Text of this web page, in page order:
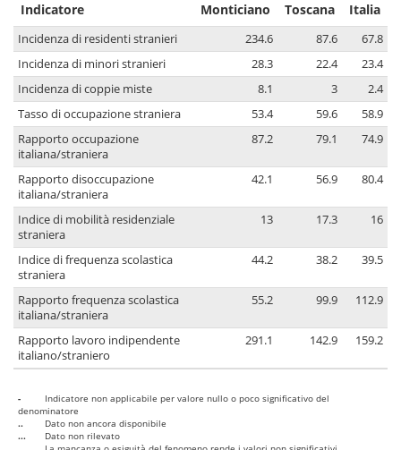
Indicatore Monticiano Toscana Italia
Incidenza di residenti stranieri 234.6 87.6
67.8
Incidenza di minori stranieri
28.3 22.4
23.4
Incidenza di coppie miste
8.1 3
2.4
Tasso di occupazione straniera
53.4 59.6
58.9
Rapporto occupazione
italiana/straniera
87.2 79.1 74.9
Rapporto disoccupazione
italiana/straniera
42.1 56.9 80.4
Indice di mobilità residenziale
straniera
13 17.3 16
Indice di frequenza scolastica
straniera
44.2 38.2 39.5
Rapporto frequenza scolastica
italiana/straniera
55.2 99.9 112.9
Rapporto lavoro indipendente
italiano/straniero
291.1 142.9 159.2
-
Indicatore non applicabile per valore nullo o poco significativo del
denominatore
..
Dato non ancora disponibile
...
Dato non rilevato